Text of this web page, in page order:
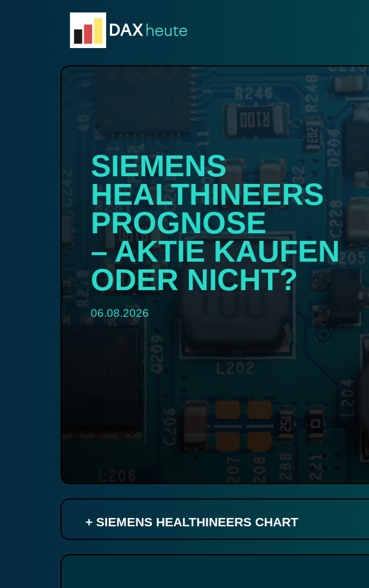
SIEMENS
HEALTHINEERS
PROGNOSE
– AKTIE KAUFEN
ODER NICHT?
06.08.2026
+ SIEMENS HEALTHINEERS CHART